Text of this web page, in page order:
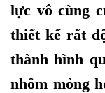
lực vô cùng
thiết kế rất
thành hình
nhôm mỏng